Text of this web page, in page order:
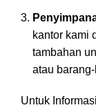
kantor kami
tambahan
atau
Untuk